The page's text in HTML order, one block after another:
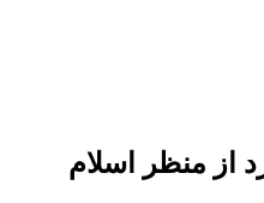
از منظر اسلام